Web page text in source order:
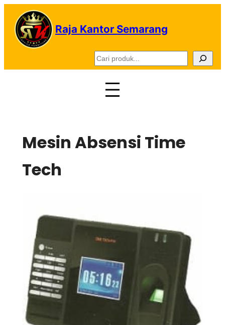
Lewati
konten
Raja Kantor Semarang
C
a
Mesin Absensi Time
Tech